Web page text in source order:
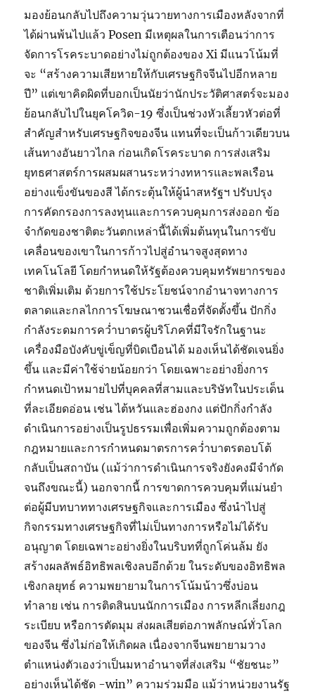
มองย้อนกลับไปถึงความวุ่นวายทางการเมืองหลังจากที่
ได้ผ่านพ้นไปแล้ว Posen มีเหตุผลในการเตือนว่าการ
จัดการโรคระบาดอย่างไม่ถูกต้องของ Xi มีแนวโน้มที่
จะ “สร้างความเสียหายให้กับเศรษฐกิจจีนไปอีกหลาย
ปี” แต่เขาคิดผิดที่บอกเป็นนัยว่านักประวัติศาสตร์จะมอง
ย้อนกลับไปในยุคโควิด-19 ซึ่งเป็นช่วงหัวเลี้ยวหัวต่อที่
สำคัญสำหรับเศรษฐกิจของจีน แทนที่จะเป็นก้าวเดียวบน
เส้นทางอันยาวไกล ก่อนเกิดโรคระบาด การส่งเสริม
ยุทธศาสตร์การผสมผสานระหว่างทหารและพลเรือน
อย่างแข็งขันของสี ได้กระตุ้นให้ผู้นำสหรัฐฯ ปรับปรุง
การคัดกรองการลงทุนและการควบคุมการส่งออก ข้อ
จำกัดของชาติตะวันตกเหล่านี้ได้เพิ่มต้นทุนในการขับ
เคลื่อนของเขาในการก้าวไปสู่อำนาจสูงสุดทาง
เทคโนโลยี โดยกำหนดให้รัฐต้องควบคุมทรัพยากรของ
ชาติเพิ่มเติม ด้วยการใช้ประโยชน์จากอำนาจทางการ
ตลาดและกลไกการโฆษณาชวนเชื่อที่จัดตั้งขึ้น ปักกิ่ง
กำลังระดมการคว่ำบาตรผู้บริโภคที่มีใจรักในฐานะ
เครื่องมือบังคับขู่เข็ญที่บิดเบือนได้ มองเห็นได้ชัดเจนยิ่ง
ขึ้น และมีค่าใช้จ่ายน้อยกว่า โดยเฉพาะอย่างยิ่งการ
กำหนดเป้าหมายไปที่บุคคลที่สามและบริษัทในประเด็น
ที่ละเอียดอ่อน เช่น ไต้หวันและฮ่องกง แต่ปักกิ่งกำลัง
ดำเนินการอย่างเป็นรูปธรรมเพื่อเพิ่มความถูกต้องตาม
กฎหมายและการกำหนดมาตรการคว่ำบาตรตอบโต้
กลับเป็นสถาบัน (แม้ว่าการดำเนินการจริงยังคงมีจำกัด
จนถึงขณะนี้) นอกจากนี้ การขาดการควบคุมที่แม่นยำ
ต่อผู้มีบทบาททางเศรษฐกิจและการเมือง ซึ่งนำไปสู่
กิจกรรมทางเศรษฐกิจที่ไม่เป็นทางการหรือไม่ได้รับ
อนุญาต โดยเฉพาะอย่างยิ่งในบริบทที่ถูกโค่นล้ม ยัง
สร้างผลลัพธ์อิทธิพลเชิงลบอีกด้วย ในระดับของอิทธิพล
เชิงกลยุทธ์ ความพยายามในการโน้มน้าวซึ่งบ่อน
ทำลาย เช่น การติดสินบนนักการเมือง การหลีกเลี่ยงกฎ
ระเบียบ หรือการตัดมุม ส่งผลเสียต่อภาพลักษณ์ทั่วโลก
ของจีน ซึ่งไม่ก่อให้เกิดผล เนื่องจากจีนพยายามวาง
ตำแหน่งตัวเองว่าเป็นมหาอำนาจที่ส่งเสริม “ชัยชนะ”
อย่างเห็นได้ชัด -win” ความร่วมมือ แม้ว่าหน่วยงานรัฐ